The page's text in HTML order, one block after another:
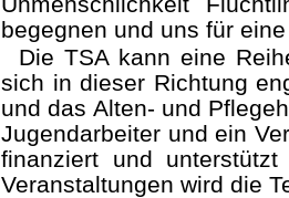
begegnen und uns für
Die TSA kann eine
sich in dieser Richtung
und das Alten- und
Jugendarbeiter und ein
finanziert und
Veranstaltungen wird die